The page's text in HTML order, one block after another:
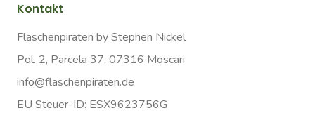
Kontakt
Flaschenpiraten by Stephen Nickel
Pol. 2, Parcela 37, 07316 Moscari
info@flaschenpiraten.de
EU Steuer-ID: ESX9623756G